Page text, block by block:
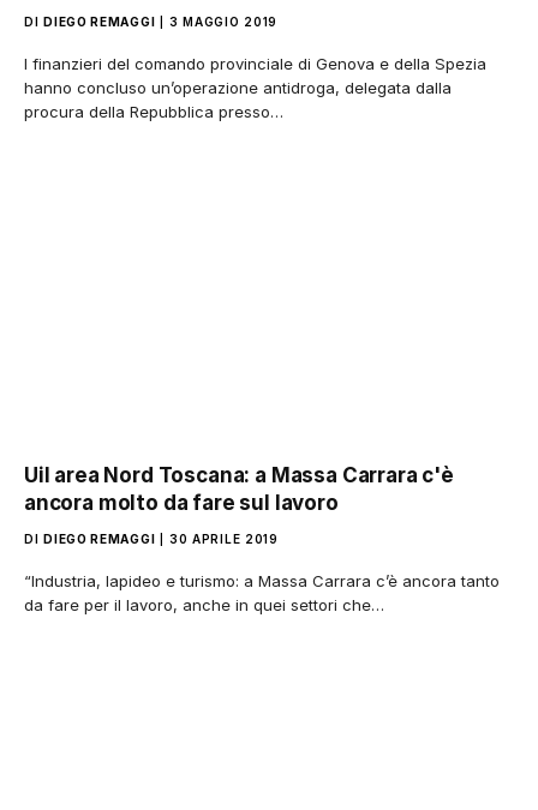
DI DIEGO REMAGGI 3 MAGGIO 2019
I finanzieri del comando provinciale di Genova e della Spezia
hanno concluso un’operazione antidroga, delegata dalla
procura della Repubblica presso…
Uil area Nord Toscana: a Massa Carrara c'è
ancora molto da fare sul lavoro
DI DIEGO REMAGGI 30 APRILE 2019
“Industria, lapideo e turismo: a Massa Carrara c’è ancora tanto
da fare per il lavoro, anche in quei settori che…